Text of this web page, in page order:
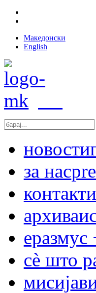
Македонски
English
новости
за нас
контакт
архива
еразмус
сѐ што
мисија